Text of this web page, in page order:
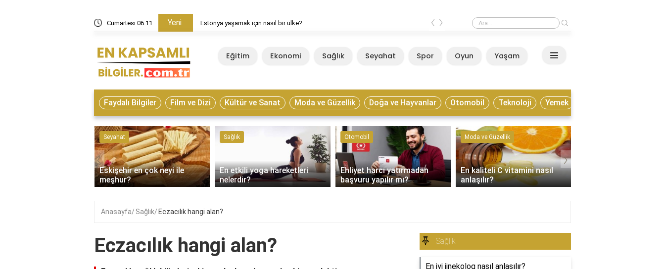
Cumartesi 06:11 Yeni Estonya yaşamak için nasıl bir ülke? Estonya yaşamak için nasıl bir ülke?
‹ ›
Eğitim Ekonomi Sağlık Seyahat Spor Oyun Yaşam
Faydalı Bilgiler Film ve Dizi Kültür ve Sanat Moda ve Güzellik Doğa ve Hayvanlar Otomobil Teknoloji Yemek
Seyahat
Eskişehir en çok neyi ile
meşhur?
Sağlık
En etkili yoga hareketleri
nelerdir?
Otomobil
Ehliyet harcı yatırmadan
başvuru yapılır mı?
Moda ve Güzellik
En kaliteli C vitamini nasıl
anlaşılır?
‹ ›
Anasayfa Sağlık Eczacılık hangi alan?
Eczacılık hangi alan? Sağlık
En iyi jinekolog nasıl anlaşılır?